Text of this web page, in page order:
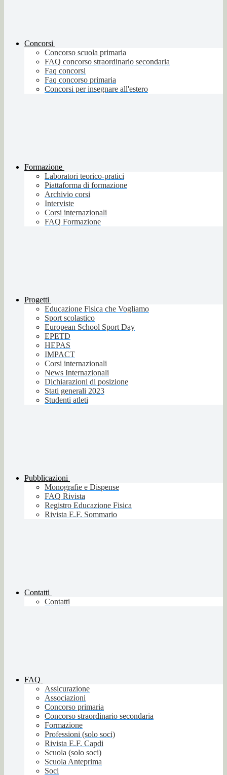
Concorsi
Concorso scuola primaria
FAQ concorso straordinario secondaria
Faq concorsi
Faq concorso primaria
Concorsi per insegnare all'estero
Formazione
Laboratori teorico-pratici
Piattaforma di formazione
Archivio corsi
Interviste
Corsi internazionali
FAQ Formazione
Progetti
Educazione Fisica che Vogliamo
Sport scolastico
European School Sport Day
EPETD
HEPAS
IMPACT
Corsi internazionali
News Internazionali
Dichiarazioni di posizione
Stati generali 2023
Studenti atleti
Pubblicazioni
Monografie e Dispense
FAQ Rivista
Registro Educazione Fisica
Rivista E.F. Sommario
Contatti
Contatti
FAQ
Assicurazione
Associazioni
Concorso primaria
Concorso straordinario secondaria
Formazione
Professioni (solo soci)
Rivista E.F. Capdi
Scuola (solo soci)
Scuola Anteprima
Soci